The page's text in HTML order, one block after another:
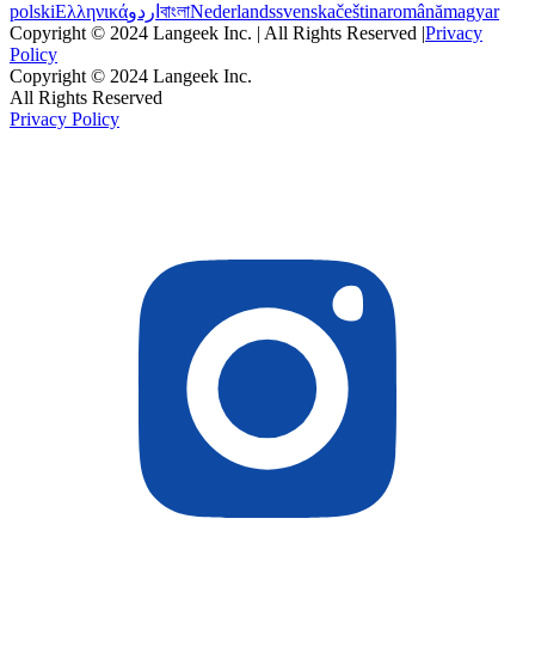
polskiΕλληνικάاردو বাংলাNederlandssvenskačeštinaromânămagyar
Copyright © 2024 Langeek Inc. | All Rights Reserved |Privacy
Policy
Copyright © 2024 Langeek Inc.
All Rights Reserved
Privacy Policy